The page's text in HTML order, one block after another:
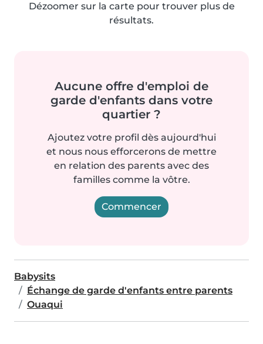
Dézoomer sur la carte pour trouver plus de
résultats.
Aucune offre d'emploi de
garde d'enfants dans votre
quartier ?
Ajoutez votre profil dès aujourd'hui
et nous nous efforcerons de mettre
en relation des parents avec des
familles comme la vôtre.
Commencer
Babysits
Échange de garde d'enfants entre parents
Ouaqui